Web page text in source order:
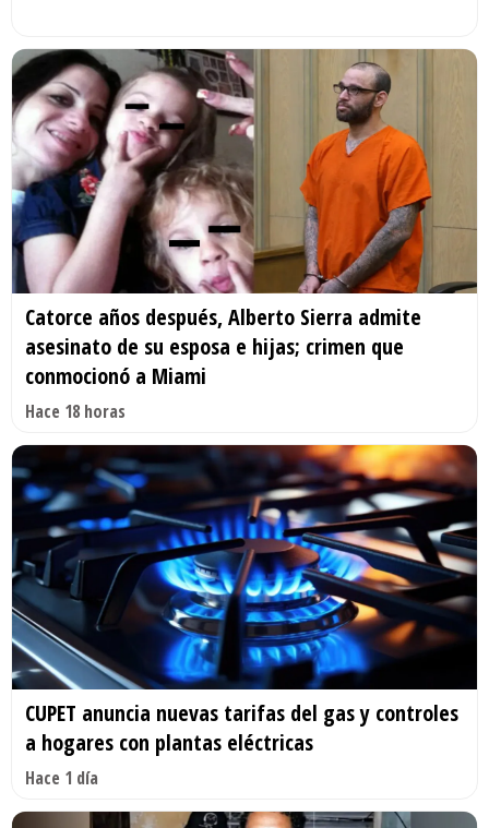
Catorce años después, Alberto Sierra admite
asesinato de su esposa e hijas; crimen que
conmocionó a Miami
Hace 18 horas
CUPET anuncia nuevas tarifas del gas y controles
a hogares con plantas eléctricas
Hace 1 día